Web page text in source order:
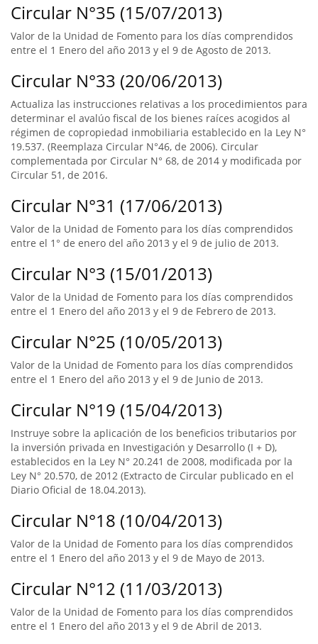
Circular N°35 (15/07/2013)
Valor de la Unidad de Fomento para los días comprendidos
entre el 1 Enero del año 2013 y el 9 de Agosto de 2013.
Circular N°33 (20/06/2013)
Actualiza las instrucciones relativas a los procedimientos para
determinar el avalúo fiscal de los bienes raíces acogidos al
régimen de copropiedad inmobiliaria establecido en la Ley N°
19.537. (Reemplaza Circular N°46, de 2006). Circular
complementada por Circular N° 68, de 2014 y modificada por
Circular 51, de 2016.
Circular N°31 (17/06/2013)
Valor de la Unidad de Fomento para los días comprendidos
entre el 1° de enero del año 2013 y el 9 de julio de 2013.
Circular N°3 (15/01/2013)
Valor de la Unidad de Fomento para los días comprendidos
entre el 1 Enero del año 2013 y el 9 de Febrero de 2013.
Circular N°25 (10/05/2013)
Valor de la Unidad de Fomento para los días comprendidos
entre el 1 Enero del año 2013 y el 9 de Junio de 2013.
Circular N°19 (15/04/2013)
Instruye sobre la aplicación de los beneficios tributarios por
la inversión privada en Investigación y Desarrollo (I + D),
establecidos en la Ley N° 20.241 de 2008, modificada por la
Ley N° 20.570, de 2012 (Extracto de Circular publicado en el
Diario Oficial de 18.04.2013).
Circular N°18 (10/04/2013)
Valor de la Unidad de Fomento para los días comprendidos
entre el 1 Enero del año 2013 y el 9 de Mayo de 2013.
Circular N°12 (11/03/2013)
Valor de la Unidad de Fomento para los días comprendidos
entre el 1 Enero del año 2013 y el 9 de Abril de 2013.